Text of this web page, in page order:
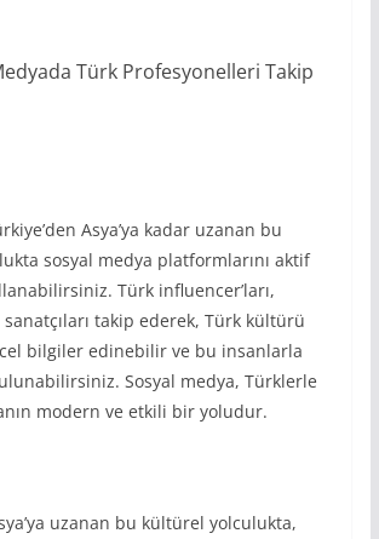
Türk Profesyonelleri Takip
Asya’ya kadar uzanan bu
sosyal medya platformlarını aktif
Türk influencer’ları,
sanatçıları takip ederek, Türk kültürü
bilgiler edinebilir ve bu insanlarla
Sosyal medya, Türklerle
modern ve etkili bir yoludur.
uzanan bu kültürel yolculukta,